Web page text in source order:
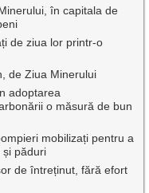
în capitala de
de ziua lor printr-o
de Ziua Minerului
adoptarea
o măsură de bun
mobilizați pentru a
și păduri
de întreținut, fără efort